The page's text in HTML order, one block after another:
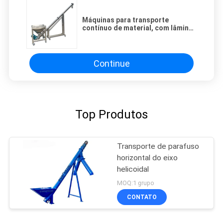
Máquinas para transporte
contínuo de material, com lâminas
Continue
Top Produtos
Transporte de parafuso
horizontal do eixo
helicoidal
MOQ:1 grupo
CONTATO